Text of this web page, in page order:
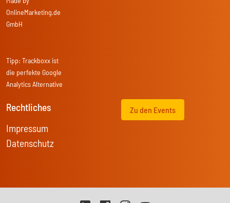
OnlineMarketing.de
GmbH
Tipp: Trackboxx ist
die perfekte Google
Analytics Alternative
Rechtliches
Impressum
Datenschutz
Zu den Events